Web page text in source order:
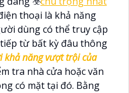
thoại là khả năng
dùng có thể truy cập
từ bất kỳ đâu thông
khả năng vượt trội của
tra nhà cửa hoặc văn
có mặt tại đó. Bằng